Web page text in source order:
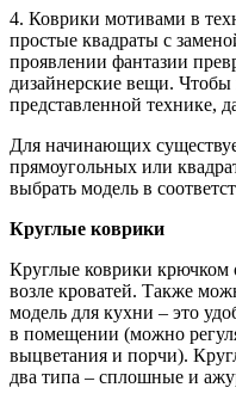
4. Коврики мотивами в
простые квадраты с
проявлении фантазии
дизайнерские вещи.
представленной технике,
Для начинающих
прямоугольных или
выбрать модель в
Круглые коврики
Круглые коврики крючком
возле кроватей. Также
модель для кухни – это
в помещении (можно
выцветания и порчи).
два типа – сплошные и